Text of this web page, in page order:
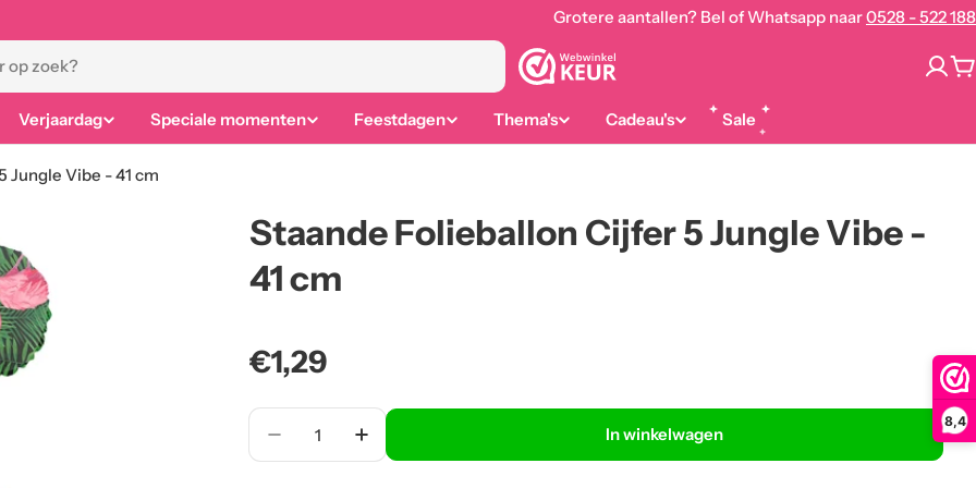
8,4
Grotere aantallen? Bel of Whatsapp naar0528 - 522 188
Verjaardag Speciale momenten Feestdagen Thema's Cadeau's Sale
Jungle Vibe - 41 cm
Staande Folieballon Cijfer 5 Jungle Vibe -
41 cm
Normale
prijs
€1,29
Aantal
In winkelwagen